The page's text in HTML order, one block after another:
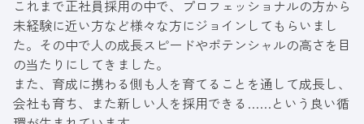
これまで正社員採用の中で、プロフェッショナルの方から
未経験に近い方など様々な方にジョインしてもらいまし
た。その中で人の成長スピードやポテンシャルの高さを目
の当たりにしてきました。
また、育成に携わる側も人を育てることを通して成長し、
会社も育ち、また新しい人を採用できる……という良い循